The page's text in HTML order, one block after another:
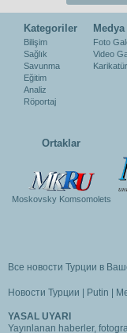
Kategoriler
Bilişim
Sağlık
Savunma
Eğitim
Analiz
Röportaj
Medya
Foto
Video
Ortaklar
Moskovsky Komsomolets
Все новости Турции в
Новости Турции Putin
YASAL UYARI
Yayınlanan haberler,